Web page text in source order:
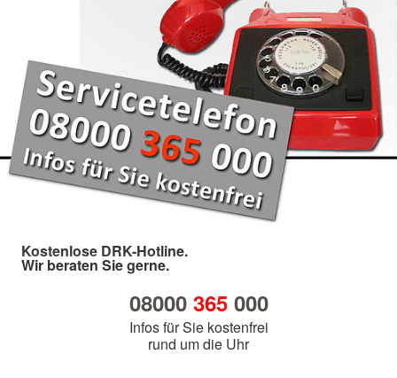
Kostenlose DRK-Hotline.
Wir beraten Sie gerne.
08000 365000
Infos für Sie kostenfrei
rund um die Uhr